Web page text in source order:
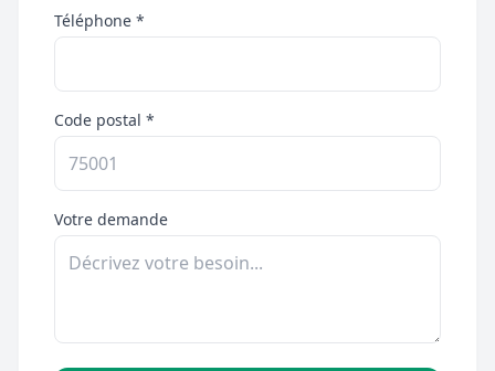
Téléphone *
Code postal *
Votre demande